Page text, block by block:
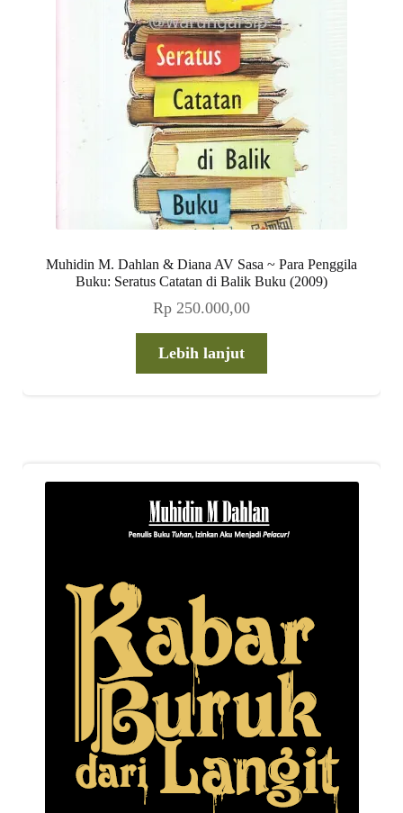
Muhidin M. Dahlan & Diana AV Sasa ~ Para Penggila
Buku: Seratus Catatan di Balik Buku (2009)
Rp 250.000,00
Lebih lanjut